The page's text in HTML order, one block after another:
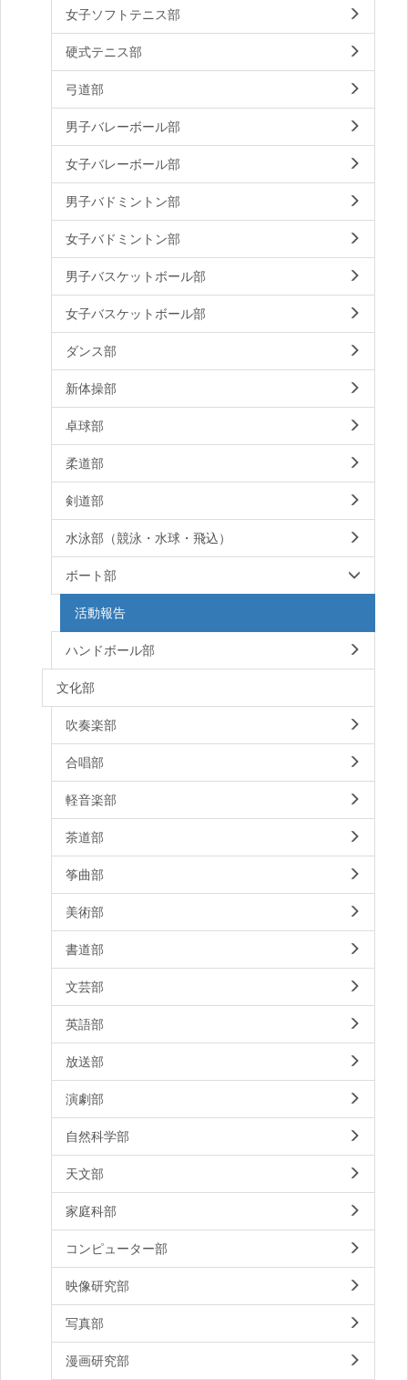
女子ソフトテニス部
硬式テニス部
弓道部
男子バレーボール部
女子バレーボール部
男子バドミントン部
女子バドミントン部
男子バスケットボール部
女子バスケットボール部
ダンス部
新体操部
卓球部
柔道部
剣道部
水泳部（競泳・水球・飛込）
ボート部
活動報告
ハンドボール部
文化部
吹奏楽部
合唱部
軽音楽部
茶道部
筝曲部
美術部
書道部
文芸部
英語部
放送部
演劇部
自然科学部
天文部
家庭科部
コンピューター部
映像研究部
写真部
漫画研究部